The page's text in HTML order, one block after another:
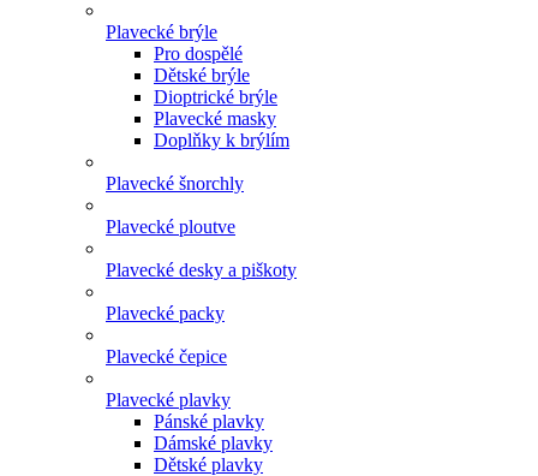
Plavecké brýle
Pro dospělé
Dětské brýle
Dioptrické brýle
Plavecké masky
Doplňky k brýlím
Plavecké šnorchly
Plavecké ploutve
Plavecké desky a piškoty
Plavecké packy
Plavecké čepice
Plavecké plavky
Pánské plavky
Dámské plavky
Dětské plavky